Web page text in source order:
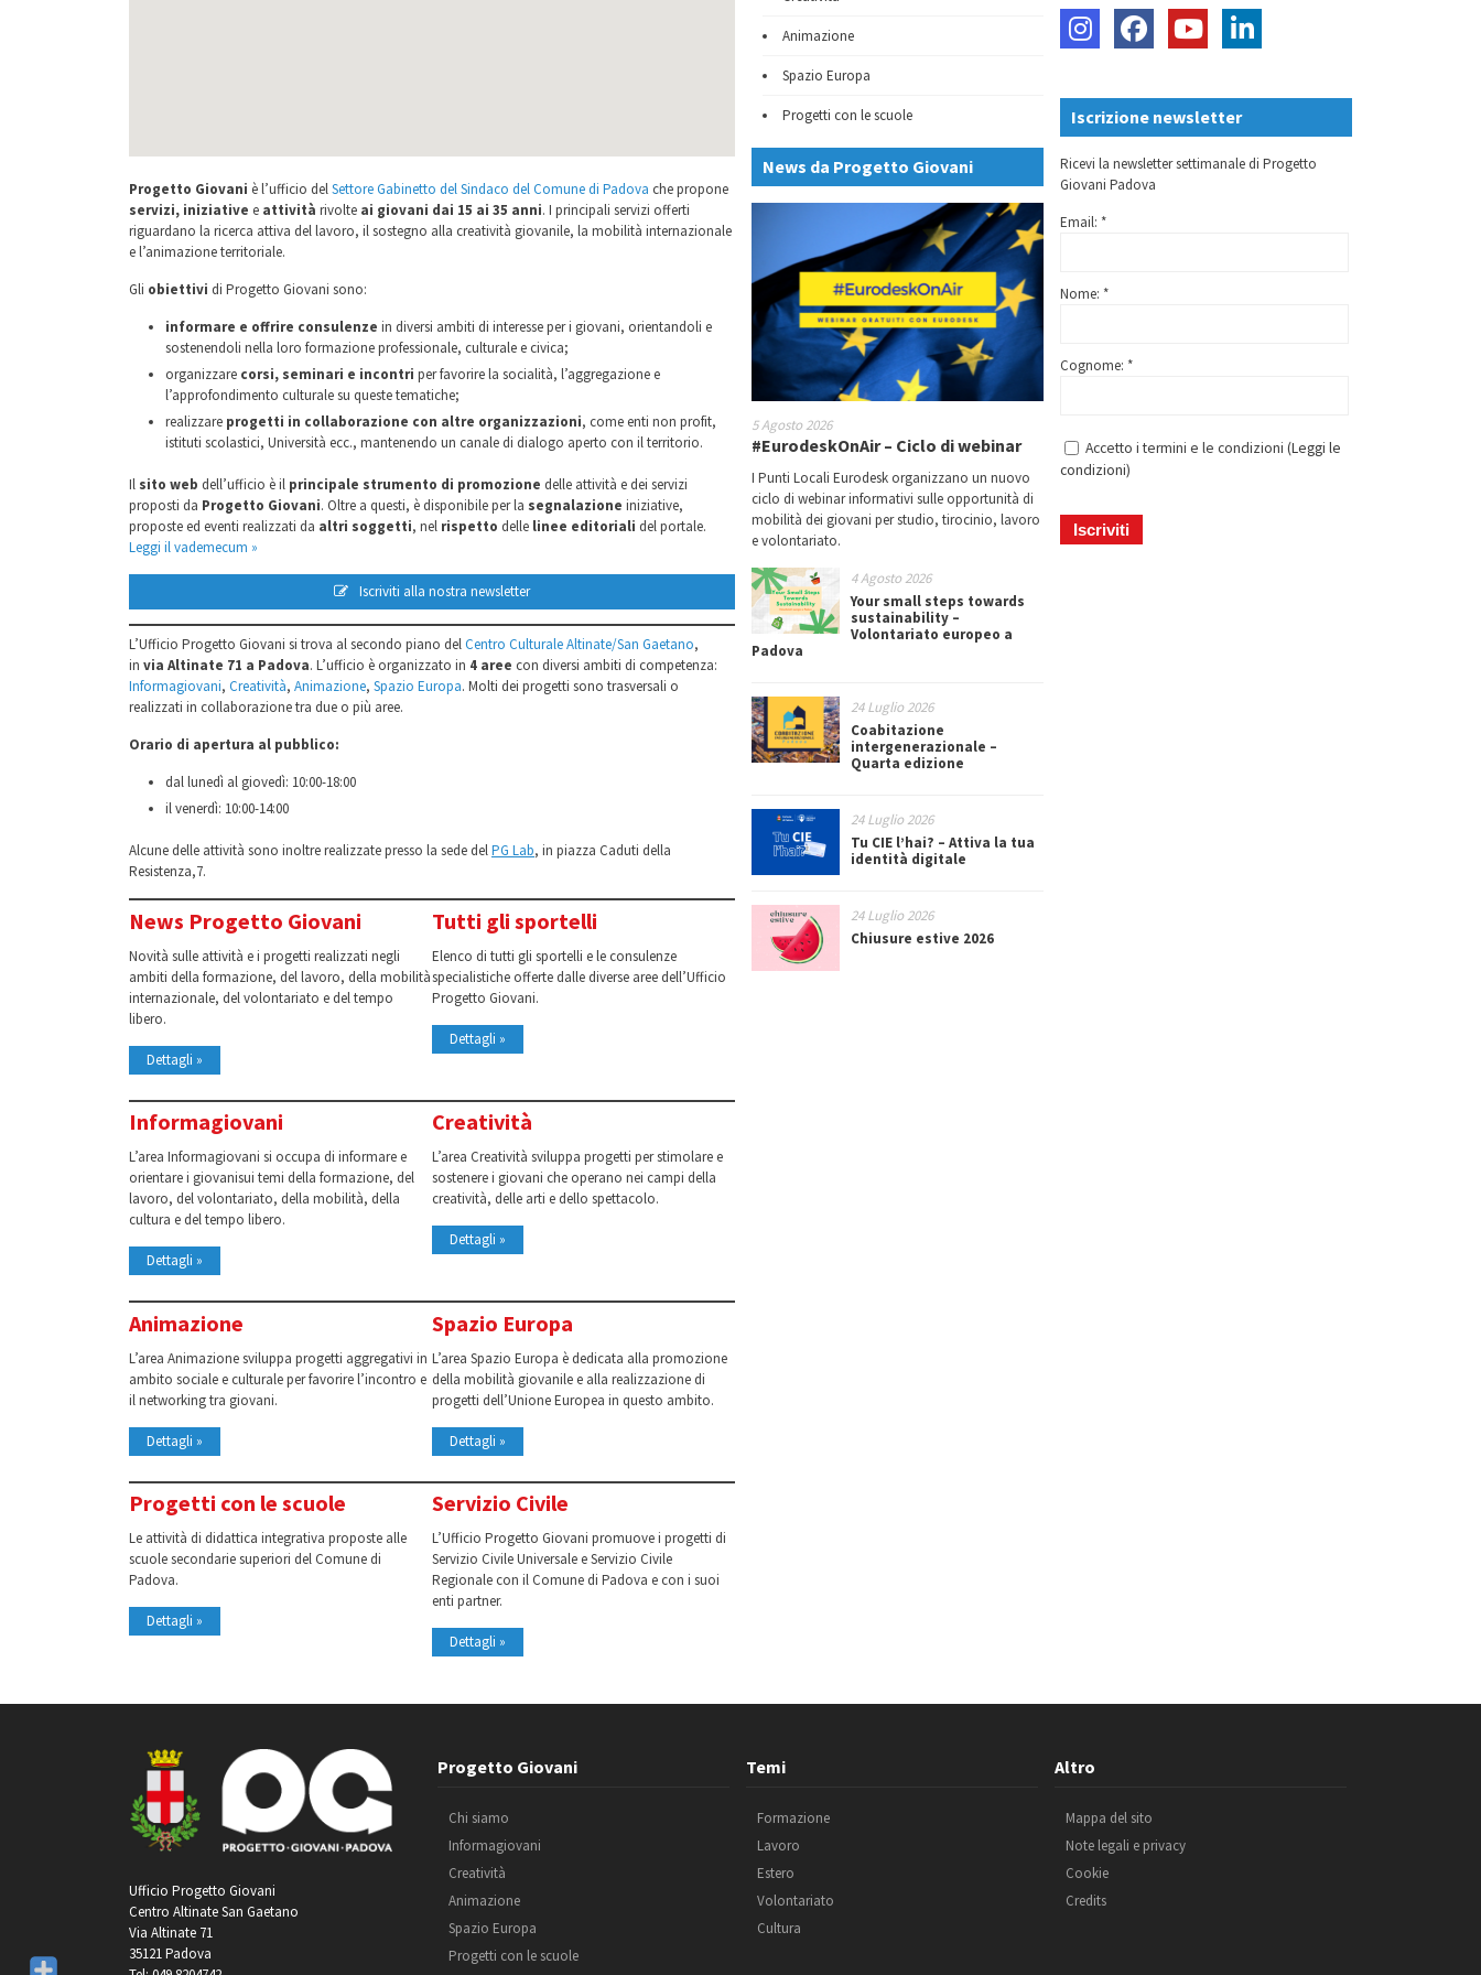
Progetto Giovani è l’ufficio delSettore Gabinetto del Sindaco del Comune di Padova che propone
servizi, iniziative e attività rivolte ai giovani dai 15 ai 35 anni. I principali servizi offerti
riguardano la ricerca attiva del lavoro, il sostegno alla creatività giovanile, la mobilità internazionale
e l’animazione territoriale.
Gli obiettivi di Progetto Giovani sono:
informare e offrire consulenze in diversi ambiti di interesse per i giovani, orientandoli e
sostenendoli nella loro formazione professionale, culturale e civica;
organizzare corsi, seminari e incontri per favorire la socialità, l’aggregazione e
l’approfondimento culturale su queste tematiche;
realizzareprogetti in collaborazione con altre organizzazioni, come enti non profit,
istituti scolastici, Università ecc., mantenendo un canale di dialogo aperto con il territorio.
Il sito web dell’ufficio è il principale strumento di promozione delle attività e dei servizi
proposti da Progetto Giovani. Oltre a questi, è disponibile per la segnalazione iniziative,
proposte ed eventi realizzati da altri soggetti, nel rispetto delle linee editoriali del portale.
Leggi il vademecum »
Iscriviti alla nostra newsletter
L’Ufficio Progetto Giovani si trova al secondo piano delCentro Culturale Altinate/San Gaetano,
in via Altinate 71 a Padova. L’ufficio è organizzato in 4 aree con diversi ambiti di competenza:
Informagiovani, Creatività, Animazione, Spazio Europa. Molti dei progetti sono trasversali o
realizzati in collaborazione tra due o più aree.
Orario di apertura al pubblico:
dal lunedì al giovedì: 10:00-18:00
il venerdì: 10:00-14:00
Alcune delle attività sono inoltre realizzate presso la sede delPG Lab, in piazza Caduti della
Resistenza,7.
News Progetto Giovani
Novità sulle attività e i progetti realizzati negli
ambiti della formazione, del lavoro, della mobilità
internazionale, del volontariato e del tempo
libero.
Dettagli »
Tutti gli sportelli
Elenco di tutti gli sportelli e le consulenze
specialistiche offerte dalle diverse aree dell’Ufficio
Progetto Giovani.
Dettagli »
Informagiovani
L’area Informagiovani si occupa di informare e
orientare i giovanisui temi della formazione, del
lavoro, del volontariato, della mobilità, della
cultura e del tempo libero.
Dettagli »
Creatività
L’area Creatività sviluppa progetti per stimolare e
sostenere i giovani che operano nei campi della
creatività, delle arti e dello spettacolo.
Dettagli »
Animazione
L’area Animazione sviluppa progetti aggregativi in
ambito sociale e culturale per favorire l’incontro e
il networking tra giovani.
Dettagli »
Spazio Europa
L’area Spazio Europa è dedicata alla promozione
della mobilità giovanile e alla realizzazione di
progetti dell’Unione Europea in questo ambito.
Dettagli »
Progetti con le scuole
Le attività di didattica integrativa proposte alle
scuole secondarie superiori del Comune di
Padova.
Dettagli »
Servizio Civile
L’Ufficio Progetto Giovani promuove i progetti di
Servizio Civile Universale e Servizio Civile
Regionale con il Comune di Padova e con i suoi
enti partner.
Dettagli »
Animazione
Spazio Europa
Progetti con le scuole
News da Progetto Giovani
5 Agosto 2026
#EurodeskOnAir – Ciclo di webinar
I Punti Locali Eurodesk organizzano un nuovo
ciclo di webinar informativi sulle opportunità di
mobilità dei giovani per studio, tirocinio, lavoro
e volontariato.
4 Agosto 2026
Your small steps towards
sustainability –
Volontariato europeo a
Padova
24 Luglio 2026
Coabitazione
intergenerazionale –
Quarta edizione
24 Luglio 2026
Tu CIE l’hai? – Attiva la tua
identità digitale
24 Luglio 2026
Chiusure estive 2026
Iscrizione newsletter
Ricevi la newsletter settimanale di Progetto
Giovani Padova
Email: *
Nome: *
Cognome: *
Accetto i termini e le condizioni (Leggi le
condizioni)
Ufficio Progetto Giovani
Centro Altinate San Gaetano
Via Altinate 71
35121 Padova
Progetto Giovani
Chi siamo
Informagiovani
Creatività
Animazione
Spazio Europa
Progetti con le scuole
Temi
Formazione
Lavoro
Estero
Volontariato
Cultura
Altro
Mappa del sito
Note legali e privacy
Cookie
Credits